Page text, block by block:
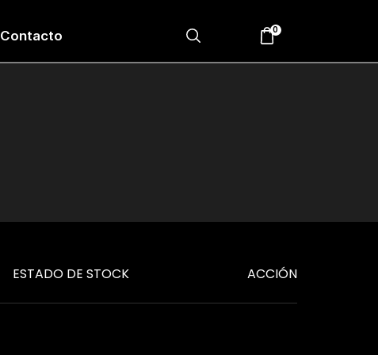
Contacto 0
ESTADO DE STOCK ACCIÓN